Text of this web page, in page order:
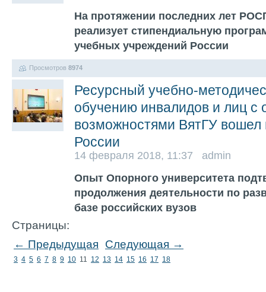
На протяжении последних лет
реализует стипендиальную
учебных учреждений России
Просмотров 8974
Ресурсный учебно-
обучению инвалидов и лиц с
возможностями ВятГУ вошел
России
14 февраля 2018, 11:37 admin
Опыт Опорного университета
продолжения деятельности по
базе российских вузов
Страницы:
← Предыдущая Следующая →
3 4 5 6 7 8 9 10 11 12 13 14 15 16 17 18